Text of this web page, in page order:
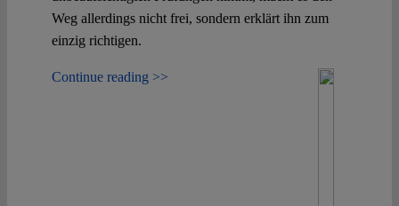
Weg allerdings nicht frei, sondern erklärt ihn zum
einzig richtigen.
Continue reading >>